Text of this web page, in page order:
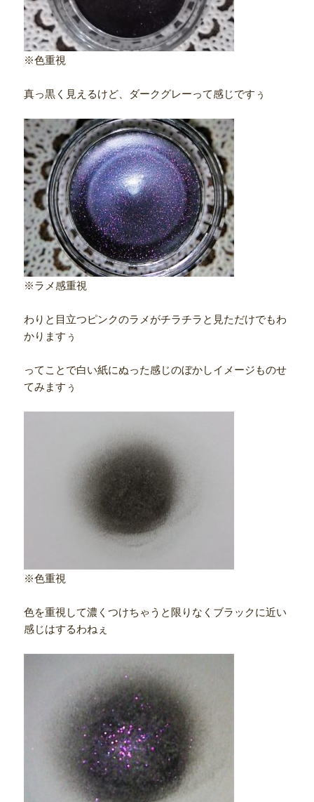
※色重視
真っ黒く見えるけど、ダークグレーって感じですぅ
※ラメ感重視
わりと目立つピンクのラメがチラチラと見ただけでもわ
かりますぅ
ってことで白い紙にぬった感じのぼかしイメージものせ
てみますぅ
※色重視
色を重視して濃くつけちゃうと限りなくブラックに近い
感じはするわねぇ